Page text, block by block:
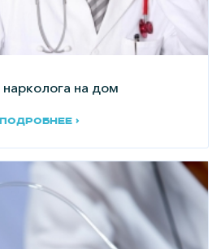
на дом
подробнее ›